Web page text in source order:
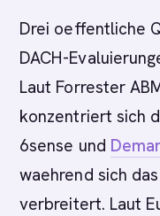
Drei oeffentliche
DACH-
Laut Forrester
konzentriert sich
6sense und
waehrend sich
verbreitert. Laut